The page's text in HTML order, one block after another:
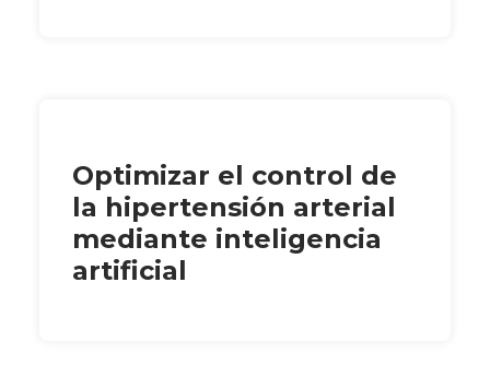
Optimizar el control de
la hipertensión arterial
mediante inteligencia
artificial